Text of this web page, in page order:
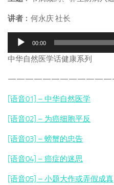
讲者 ︰何永庆 社长
播
00:00
中华自然医学话健康系列
[语音01] – 中华自然医学
[语音02] – 为癌细胞平反
[语音03] – 螃蟹的忠告
[语音04] – 癌症的迷思
[语音05] – 小题大作或弄假成真